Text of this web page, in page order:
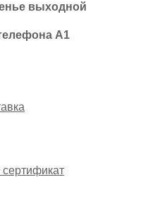
выходной
А1